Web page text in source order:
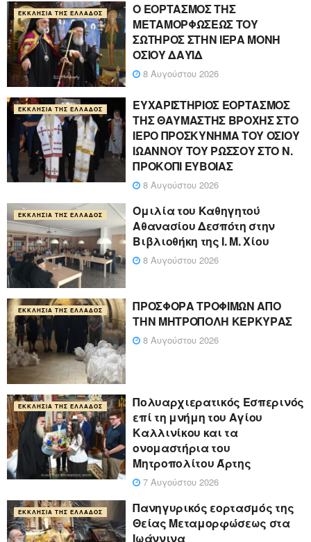
ΕΚΚΛΗΣΊΑ ΤΗΣ ΕΛΛΆΔΟΣ
Ο ΕΟΡΤΑΣΜΟΣ ΤΗΣ
ΜΕΤΑΜΟΡΦΩΣΕΩΣ ΤΟΥ
ΣΩΤΗΡΟΣ ΣΤΗΝ ΙΕΡΑ ΜΟΝΗ
ΟΣΙΟΥ ΔΑΥΪΔ
8 Αυγούστου 2026
ΕΚΚΛΗΣΊΑ ΤΗΣ ΕΛΛΆΔΟΣ
ΕΥΧΑΡΙΣΤΗΡΙΟΣ ΕΟΡΤΑΣΜΟΣ
ΤΗΣ ΘΑΥΜΑΣΤΗΣ ΒΡΟΧΗΣ ΣΤΟ
ΙΕΡΟ ΠΡΟΣΚΥΝΗΜΑ ΤΟΥ ΟΣΙΟΥ
ΙΩΑΝΝΟΥ ΤΟΥ ΡΩΣΣΟΥ ΣΤΟ Ν.
ΠΡΟΚΟΠΙ ΕΥΒΟΙΑΣ
8 Αυγούστου 2026
ΕΚΚΛΗΣΊΑ ΤΗΣ ΕΛΛΆΔΟΣ
Ομιλία του Καθηγητού
Αθανασίου Δεσπότη στην
Βιβλιοθήκη της Ι. Μ. Χίου
8 Αυγούστου 2026
ΕΚΚΛΗΣΊΑ ΤΗΣ ΕΛΛΆΔΟΣ
ΠΡΟΣΦΟΡΑ ΤΡΟΦΙΜΩΝ ΑΠΟ
ΤΗΝ ΜΗΤΡΟΠΟΛΗ ΚΕΡΚΥΡΑΣ
8 Αυγούστου 2026
ΕΚΚΛΗΣΊΑ ΤΗΣ ΕΛΛΆΔΟΣ
Πολυαρχιερατικός Εσπερινός
επί τη μνήμη του Αγίου
Καλλινίκου και τα
ονομαστήρια του
Μητροπολίτου Άρτης
7 Αυγούστου 2026
ΕΚΚΛΗΣΊΑ ΤΗΣ ΕΛΛΆΔΟΣ
Πανηγυρικός εορτασμός της
Θείας Μεταμορφώσεως στα
Ιωάννινα